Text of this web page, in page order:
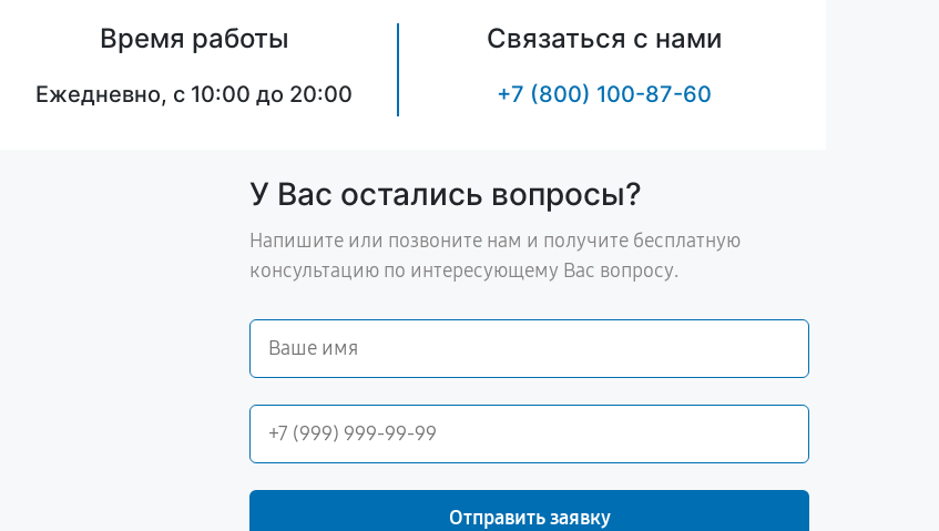
Время работы
Ежедневно, с 10:00 до 20:00
Связаться с нами
+7 (800) 100-87-60
У Вас остались вопросы?
Напишите или позвоните нам и получите бесплатную
консультацию по интересующему Вас вопросу.
Отправить заявку